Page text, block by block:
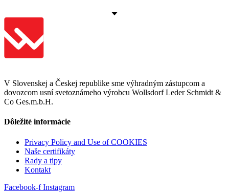
V Slovenskej a Českej republike sme výhradným zástupcom a
dovozcom usní svetoznámeho výrobcu Wollsdorf Leder Schmidt &
Co Ges.m.b.H.
Dôležité informácie
Privacy Policy and Use of COOKIES
Naše certifikáty
Rady a tipy
Kontakt
Facebook-f Instagram